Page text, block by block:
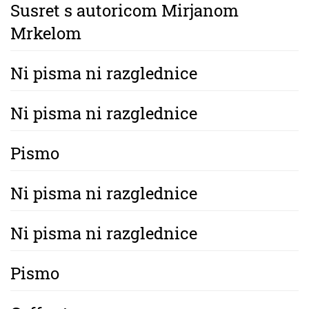
Susret s autoricom Mirjanom
Mrkelom
Ni pisma ni razglednice
Ni pisma ni razglednice
Pismo
Ni pisma ni razglednice
Ni pisma ni razglednice
Pismo